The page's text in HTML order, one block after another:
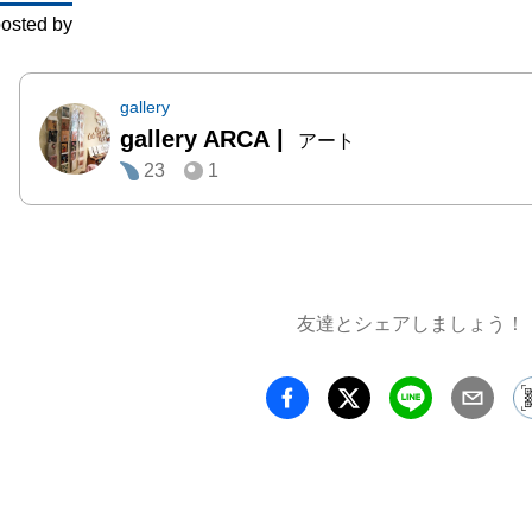
じてみ
by
gallery
gallery ARCA |
アート
23
1
友達とシェアしましょう！